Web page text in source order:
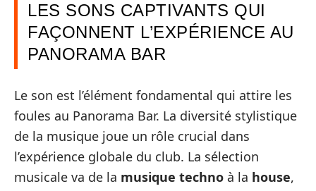
LES SONS CAPTIVANTS QUI
FAÇONNENT L’EXPÉRIENCE AU
PANORAMA BAR
Le son est l’élément fondamental qui attire les
foules au Panorama Bar. La diversité stylistique
de la musique joue un rôle crucial dans
l’expérience globale du club. La sélection
musicale va de la musique techno à la house,